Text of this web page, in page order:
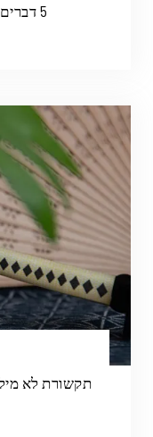
5 דברים שלא ידעתם על היפנים
תקשורת לא